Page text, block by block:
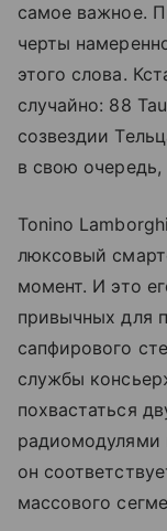
самое важное.
черты
этого слова.
случайно: 88
созвездии
в свою очередь,
Tonino
люксовый
момент. И это
привычных для
сапфирового
службы
похвастаться
радиомодулями
он
массового